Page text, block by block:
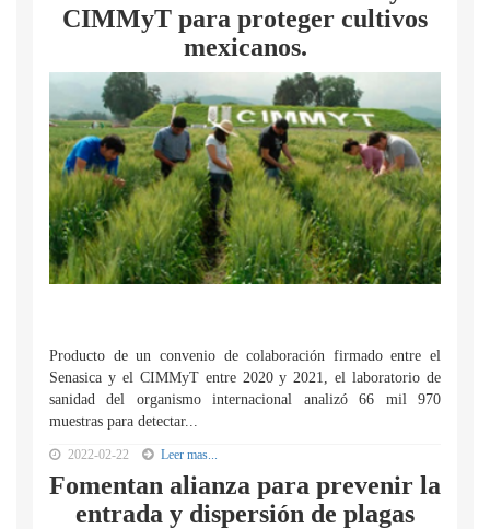
CIMMyT para proteger cultivos
mexicanos.
Producto de un convenio de colaboración firmado entre el
Senasica y el CIMMyT entre 2020 y 2021, el laboratorio de
sanidad del organismo internacional analizó 66 mil 970
muestras para detectar...
2022-02-22 Leer mas...
Fomentan alianza para prevenir la
entrada y dispersión de plagas